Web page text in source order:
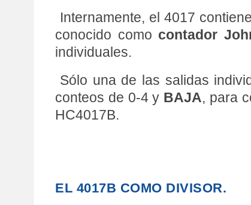
Internamente, el 4017
conocido como contador
individuales.
Sólo una de las salidas
conteos de 0-4 y BAJA, para
HC4017B.
EL 4017B COMO DIVISOR.